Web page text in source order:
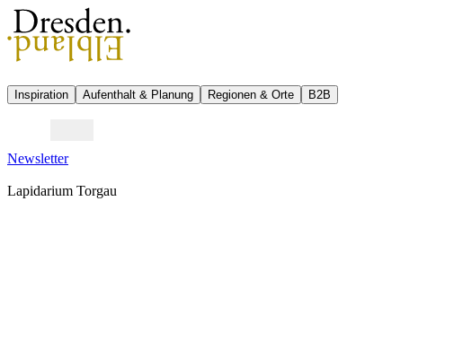
Inspiration Aufenthalt & Planung Regionen & Orte B2B
Newsletter
Lapidarium Torgau